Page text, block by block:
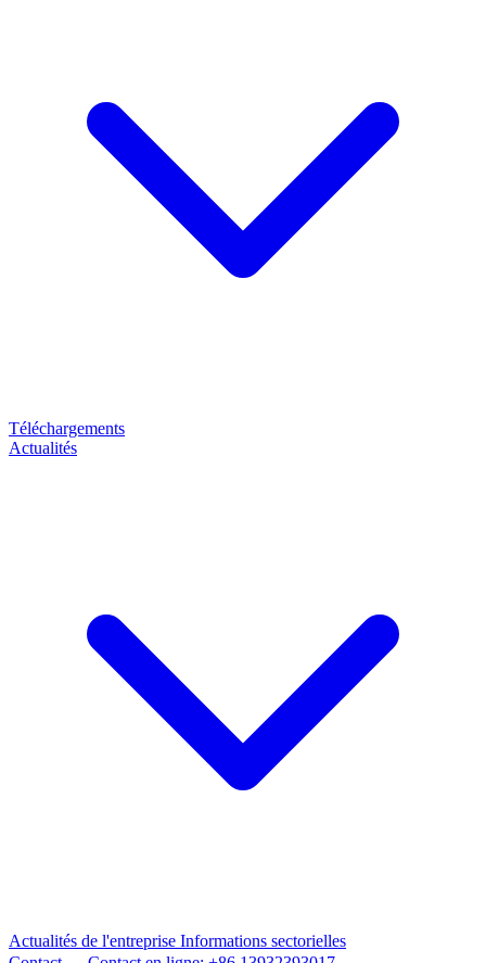
Téléchargements
Actualités
Actualités de l'entreprise Informations sectorielles